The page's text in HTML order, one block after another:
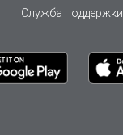
Служба поддержки